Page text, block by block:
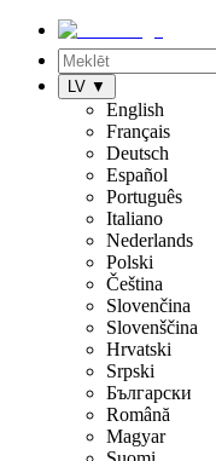
LV ▼
English
Français
Deutsch
Español
Português
Italiano
Nederlands
Polski
Čeština
Slovenčina
Slovenščina
Hrvatski
Srpski
Български
Română
Magyar